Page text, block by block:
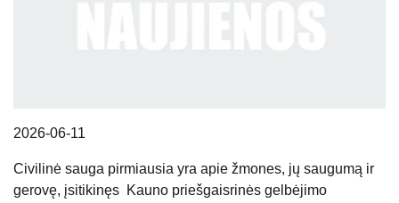
2026-06-11
Civilinė sauga pirmiausia yra apie žmones, jų saugumą ir
gerovę, įsitikinęs Kauno priešgaisrinės gelbėjimo